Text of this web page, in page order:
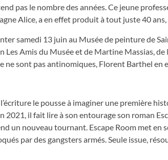
pas le nombre des années. Ce jeune
Alice, a en effet produit à tout juste 40
samedi 13 juin au Musée de peinture de
Les Amis du Musée et de Martine Massias,
sont pas antinomiques, Florent Barthel en
l’écriture le pousse à imaginer une première
2021, il fait lire à son entourage son roman
un nouveau tournant. Escape Room met
par des gangsters armés. Seule issue,